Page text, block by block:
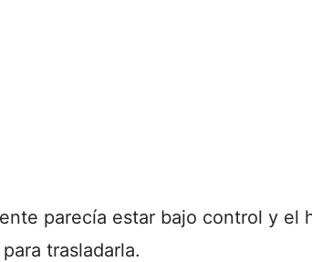
parecía estar bajo control y
trasladarla.